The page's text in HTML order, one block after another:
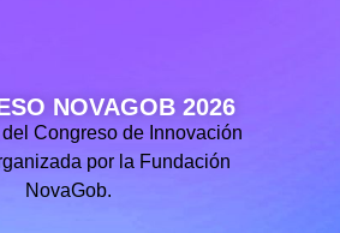
NOVAGOB 2026
Congreso de Innovación
por la Fundación
NovaGob.